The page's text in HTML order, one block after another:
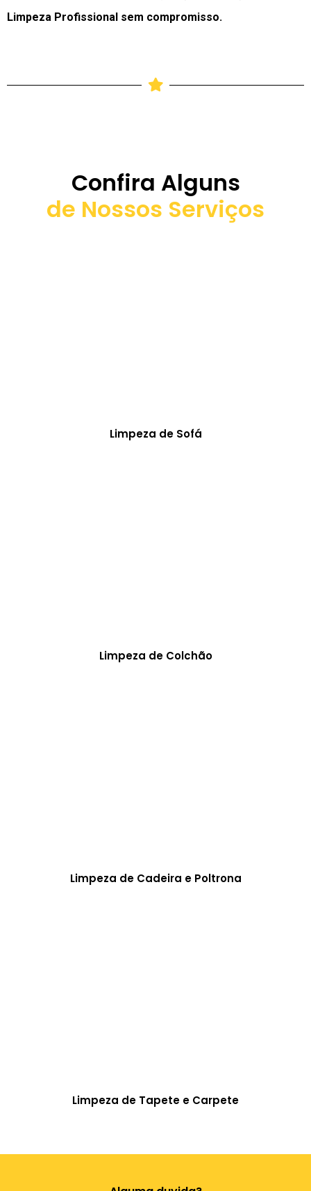
Limpeza Profissional sem compromisso.
Confira Alguns
de Nossos Serviços
Limpeza de Sofá
Limpeza de Colchão
Limpeza de Cadeira e Poltrona
Limpeza de Tapete e Carpete